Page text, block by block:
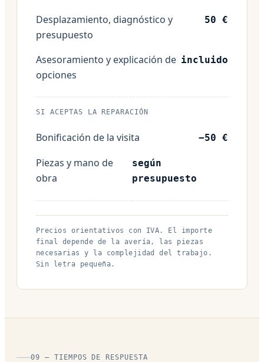
Desplazamiento, diagnóstico y
presupuesto
50 €
Asesoramiento y explicación de
opciones
incluido
SI ACEPTAS LA REPARACIÓN
Bonificación de la visita −50 €
Piezas y mano de
obra
según
presupuesto
Precios orientativos con IVA. El importe
final depende de la avería, las piezas
necesarias y la complejidad del trabajo.
Sin letra pequeña.
09 — TIEMPOS DE RESPUESTA